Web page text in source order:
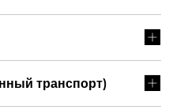
транспорт)